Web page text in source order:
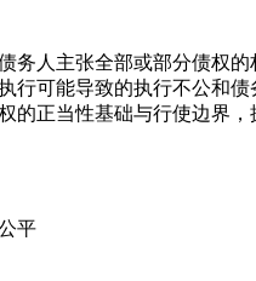
务人主张全部或部分债权
行可能导致的执行不公和
的正当性基础与行使边界
平